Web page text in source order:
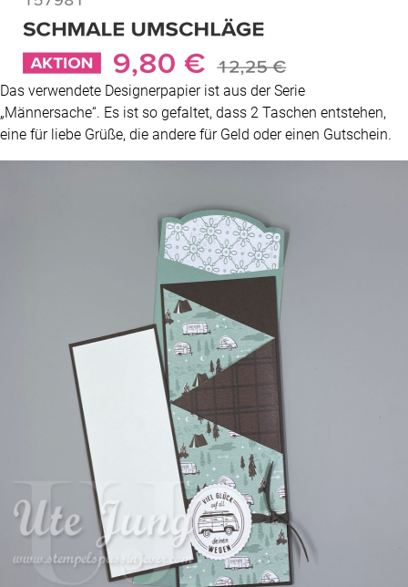
Das verwendete Designerpapier ist aus der Serie
„Männersache“. Es ist so gefaltet, dass 2 Taschen entstehen,
eine für liebe Grüße, die andere für Geld oder einen Gutschein.